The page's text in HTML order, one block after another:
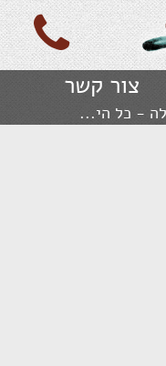
צור קשר
- כל הי...